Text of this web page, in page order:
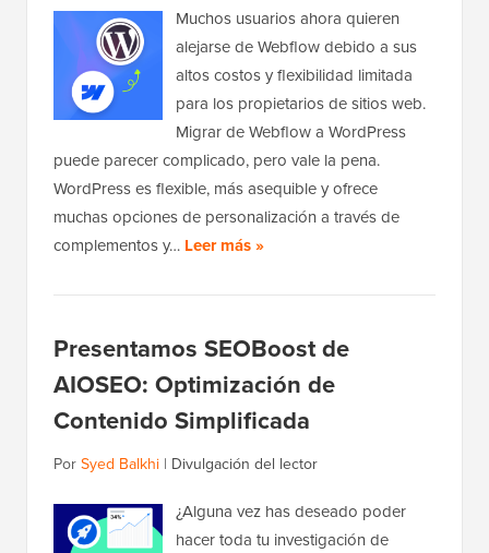
Muchos usuarios ahora quieren
alejarse de Webflow debido a sus
altos costos y flexibilidad limitada
para los propietarios de sitios web.
Migrar de Webflow a WordPress
puede parecer complicado, pero vale la pena.
WordPress es flexible, más asequible y ofrece
muchas opciones de personalización a través de
complementos y… Leer más »
Presentamos SEOBoost de
AIOSEO: Optimización de
Contenido Simplificada
Por Syed Balkhi | Divulgación del lector
¿Alguna vez has deseado poder
hacer toda tu investigación de